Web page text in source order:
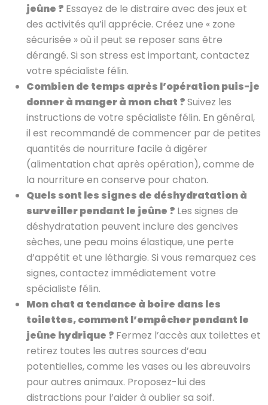
jeûne ? Essayez de le distraire avec des jeux et
des activités qu’il apprécie. Créez une « zone
sécurisée » où il peut se reposer sans être
dérangé. Si son stress est important, contactez
votre spécialiste félin.
Combien de temps après l’opération puis-je
donner à manger à mon chat ?Suivez les
instructions de votre spécialiste félin. En général,
il est recommandé de commencer par de petites
quantités de nourriture facile à digérer
(alimentation chat après opération), comme de
la nourriture en conserve pour chaton.
Quels sont les signes de déshydratation à
surveiller pendant le jeûne ? Les signes de
déshydratation peuvent inclure des gencives
sèches, une peau moins élastique, une perte
d’appétit et une léthargie. Si vous remarquez ces
signes, contactez immédiatement votre
spécialiste félin.
Mon chat a tendance à boire dans les
toilettes, comment l’empêcher pendant le
jeûne hydrique ? Fermez l’accès aux toilettes et
retirez toutes les autres sources d’eau
potentielles, comme les vases ou les abreuvoirs
pour autres animaux. Proposez-lui des
distractions pour l’aider à oublier sa soif.